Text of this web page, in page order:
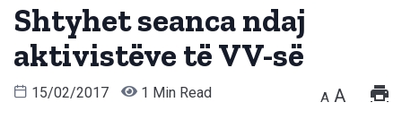
Shtyhet seanca ndaj
aktivistëve të VV-së
15/02/2017 1 Min Read A A